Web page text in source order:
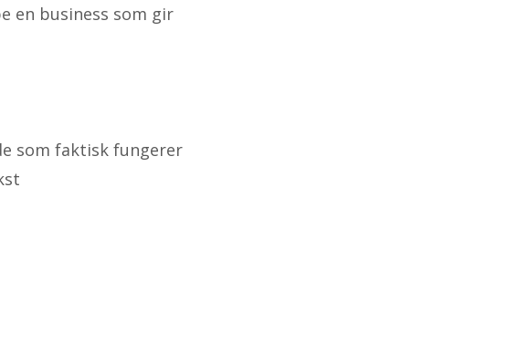
en business som gir
som faktisk fungerer